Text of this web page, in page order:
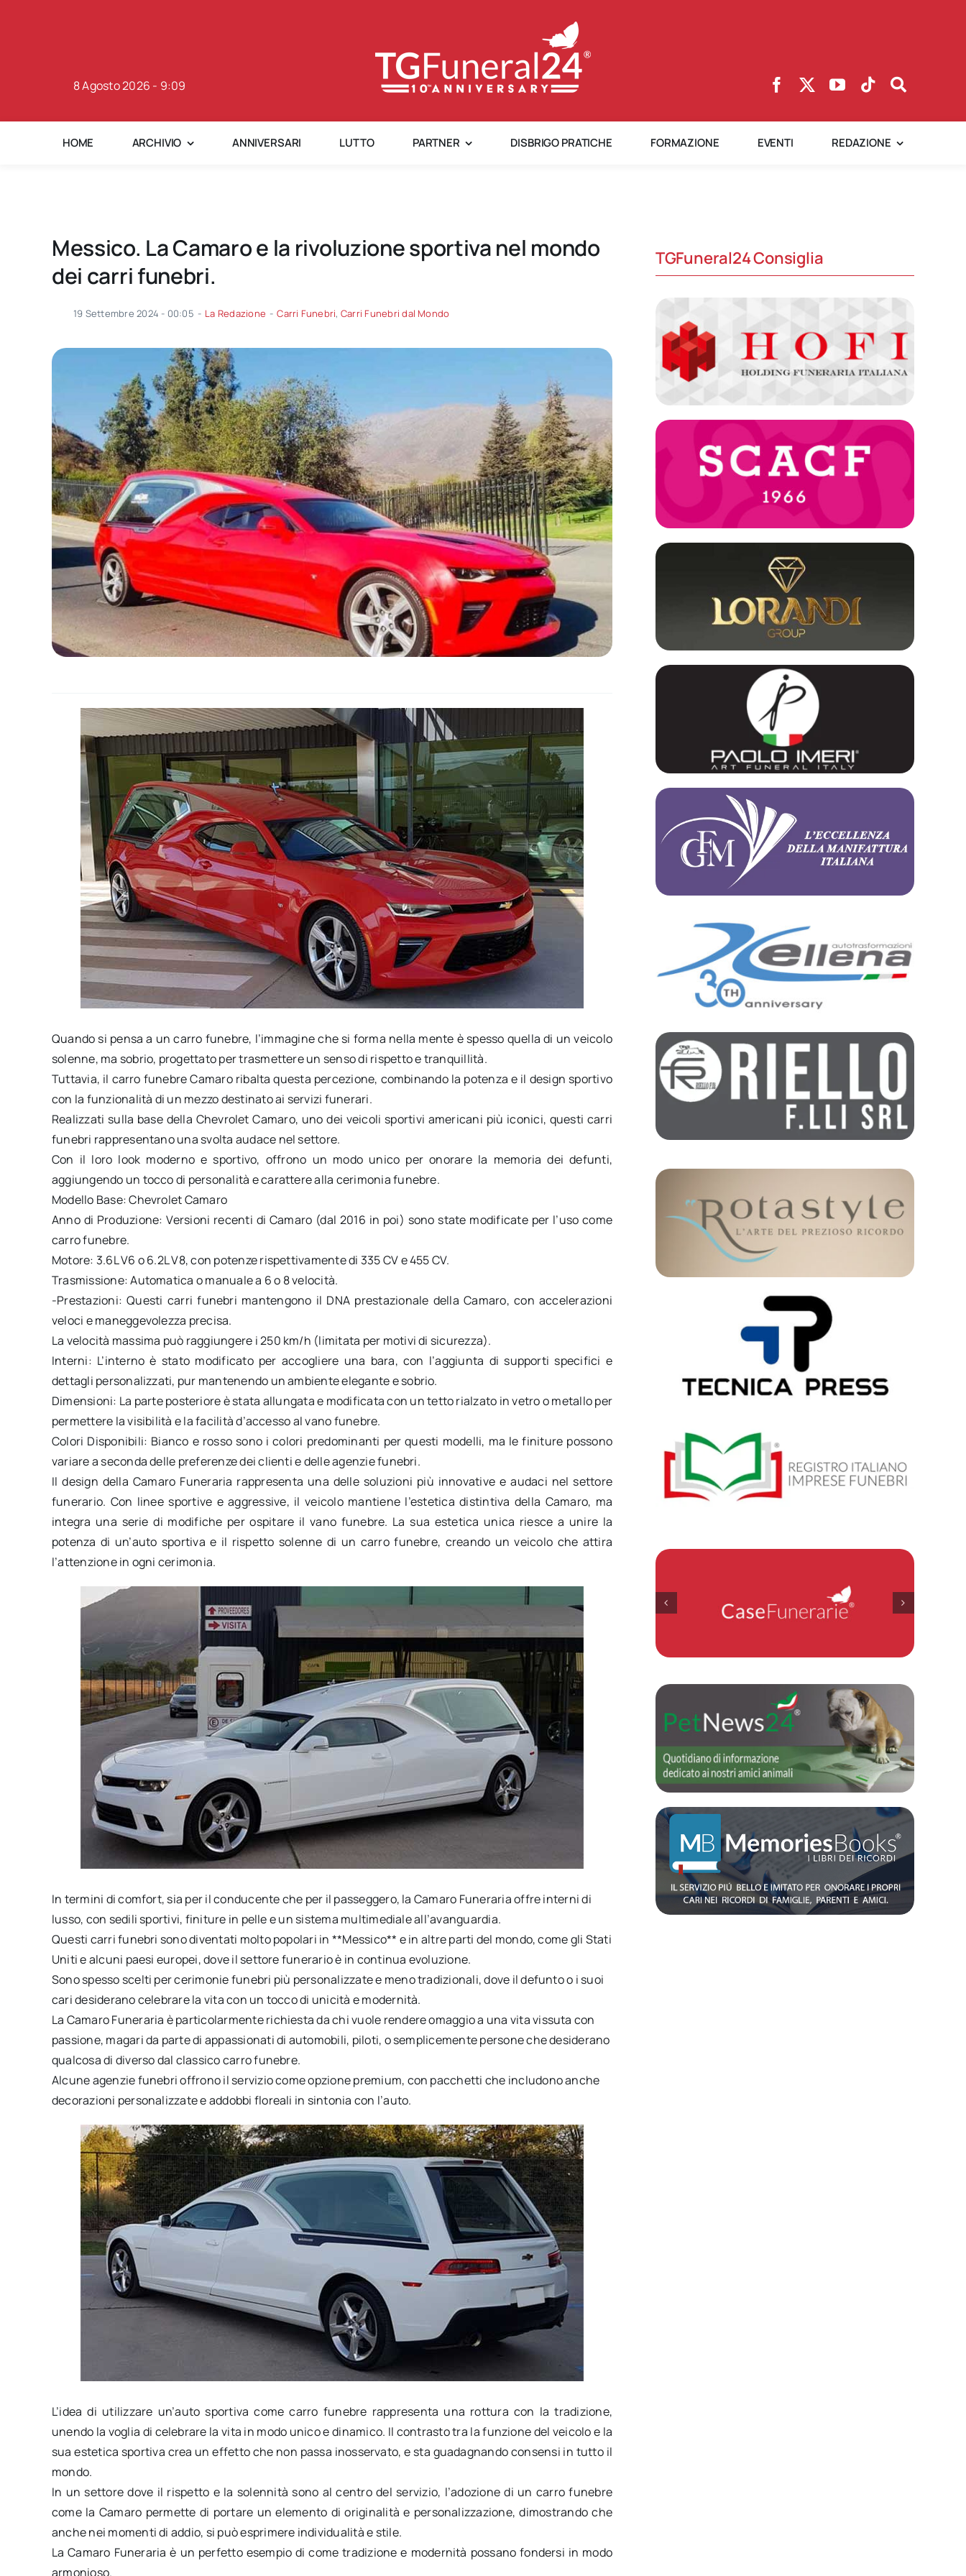
8 Agosto 2026 - 9:09
HOME ARCHIVIO ANNIVERSARI LUTTO PARTNER DISBRIGO PRATICHE FORMAZIONE EVENTI REDAZIONE
Messico. La Camaro e la rivoluzione sportiva nel mondo
dei carri funebri.
19 Settembre 2024 - 00:05 - La Redazione - Carri Funebri, Carri Funebri dal Mondo
Quando si pensa a un carro funebre, l’immagine che si forma nella mente è spesso quella di un veicolo
solenne, ma sobrio, progettato per trasmettere un senso di rispetto e tranquillità.
Tuttavia, il carro funebre Camaro ribalta questa percezione, combinando la potenza e il design sportivo
con la funzionalità di un mezzo destinato ai servizi funerari.
Realizzati sulla base della Chevrolet Camaro, uno dei veicoli sportivi americani più iconici, questi carri
funebri rappresentano una svolta audace nel settore.
Con il loro look moderno e sportivo, offrono un modo unico per onorare la memoria dei defunti,
aggiungendo un tocco di personalità e carattere alla cerimonia funebre.
Modello Base: Chevrolet Camaro
Anno di Produzione: Versioni recenti di Camaro (dal 2016 in poi) sono state modificate per l’uso come
carro funebre.
Motore: 3.6L V6 o 6.2L V8, con potenze rispettivamente di 335 CV e 455 CV.
Trasmissione: Automatica o manuale a 6 o 8 velocità.
-Prestazioni: Questi carri funebri mantengono il DNA prestazionale della Camaro, con accelerazioni
veloci e maneggevolezza precisa.
La velocità massima può raggiungere i 250 km/h (limitata per motivi di sicurezza).
Interni: L’interno è stato modificato per accogliere una bara, con l’aggiunta di supporti specifici e
dettagli personalizzati, pur mantenendo un ambiente elegante e sobrio.
Dimensioni: La parte posteriore è stata allungata e modificata con un tetto rialzato in vetro o metallo per
permettere la visibilità e la facilità d’accesso al vano funebre.
Colori Disponibili: Bianco e rosso sono i colori predominanti per questi modelli, ma le finiture possono
variare a seconda delle preferenze dei clienti e delle agenzie funebri.
Il design della Camaro Funeraria rappresenta una delle soluzioni più innovative e audaci nel settore
funerario. Con linee sportive e aggressive, il veicolo mantiene l’estetica distintiva della Camaro, ma
integra una serie di modifiche per ospitare il vano funebre. La sua estetica unica riesce a unire la
potenza di un’auto sportiva e il rispetto solenne di un carro funebre, creando un veicolo che attira
l’attenzione in ogni cerimonia.
In termini di comfort, sia per il conducente che per il passeggero, la Camaro Funeraria offre interni di
lusso, con sedili sportivi, finiture in pelle e un sistema multimediale all’avanguardia.
Questi carri funebri sono diventati molto popolari in **Messico** e in altre parti del mondo, come gli Stati
Uniti e alcuni paesi europei, dove il settore funerario è in continua evoluzione.
Sono spesso scelti per cerimonie funebri più personalizzate e meno tradizionali, dove il defunto o i suoi
cari desiderano celebrare la vita con un tocco di unicità e modernità.
La Camaro Funeraria è particolarmente richiesta da chi vuole rendere omaggio a una vita vissuta con
passione, magari da parte di appassionati di automobili, piloti, o semplicemente persone che desiderano
qualcosa di diverso dal classico carro funebre.
Alcune agenzie funebri offrono il servizio come opzione premium, con pacchetti che includono anche
decorazioni personalizzate e addobbi floreali in sintonia con l’auto.
L’idea di utilizzare un’auto sportiva come carro funebre rappresenta una rottura con la tradizione,
unendo la voglia di celebrare la vita in modo unico e dinamico. Il contrasto tra la funzione del veicolo e la
sua estetica sportiva crea un effetto che non passa inosservato, e sta guadagnando consensi in tutto il
mondo.
In un settore dove il rispetto e la solennità sono al centro del servizio, l’adozione di un carro funebre
come la Camaro permette di portare un elemento di originalità e personalizzazione, dimostrando che
anche nei momenti di addio, si può esprimere individualità e stile.
La Camaro Funeraria è un perfetto esempio di come tradizione e modernità possano fondersi in modo
armonioso.
TGFuneral24 Consiglia